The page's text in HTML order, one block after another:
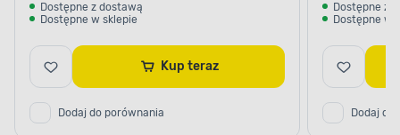
Dostępne z dostawą
Dostępne w sklepie
Kup teraz
Dodaj do porównania
Dostępne z
Dostępne w
Dodaj do